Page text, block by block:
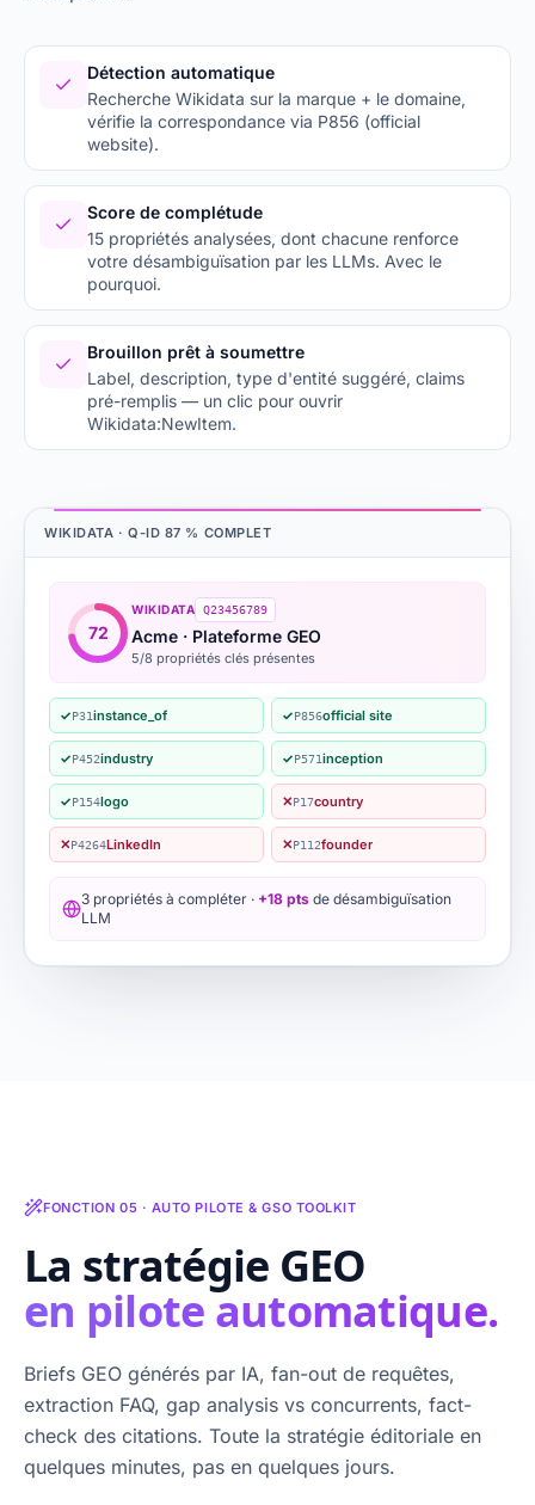
Détection automatique
Recherche Wikidata sur la marque + le domaine,
vérifie la correspondance via P856 (official
website).
Score de complétude
15 propriétés analysées, dont chacune renforce
votre désambiguïsation par les LLMs. Avec le
pourquoi.
Brouillon prêt à soumettre
Label, description, type d'entité suggéré, claims
pré-remplis — un clic pour ouvrir
Wikidata:NewItem.
WIKIDATA · Q-ID 87 % COMPLET
72
WIKIDATA Q23456789
Acme · Plateforme GEO
5/8 propriétés clés présentes
✓P31instance_of ✓P856official site
✓P452industry ✓P571inception
✓P154logo ✕P17country
✕P4264LinkedIn ✕P112founder
3 propriétés à compléter · +18 pts de désambiguïsation
LLM
FONCTION 05 · AUTO PILOTE & GSO TOOLKIT
La stratégie GEO
en pilote automatique.
Briefs GEO générés par IA, fan-out de requêtes,
extraction FAQ, gap analysis vs concurrents, fact-
check des citations. Toute la stratégie éditoriale en
quelques minutes, pas en quelques jours.